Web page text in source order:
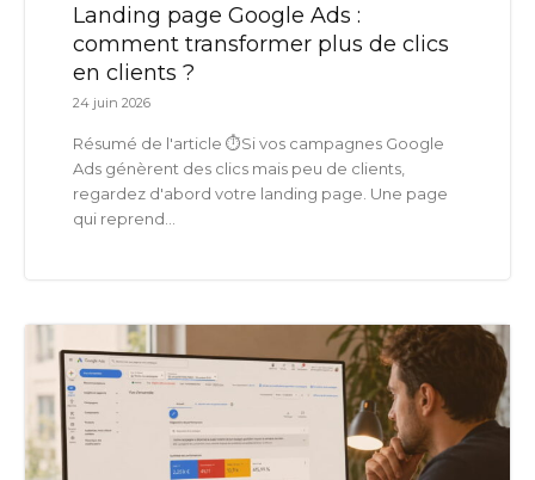
Landing page Google Ads :
comment transformer plus de clics
en clients ?
24 juin 2026
Résumé de l'article ⏱️Si vos campagnes Google
Ads génèrent des clics mais peu de clients,
regardez d'abord votre landing page. Une page
qui reprend...